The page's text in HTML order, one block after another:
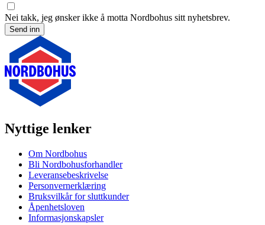
Nei takk, jeg ønsker ikke å motta Nordbohus sitt nyhetsbrev.
Send inn
Nyttige lenker
Om Nordbohus
Bli Nordbohusforhandler
Leveransebeskrivelse
Personvernerklæring
Bruksvilkår for sluttkunder
Åpenhetsloven
Informasjonskapsler